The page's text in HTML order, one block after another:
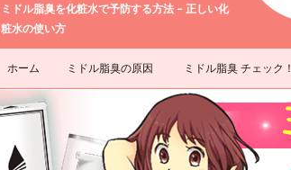
ミドル脂臭を化粧水で予防する方法 – 正しい化
粧水の使い方
ホーム ミドル脂臭の原因 ミドル脂臭 チェック！